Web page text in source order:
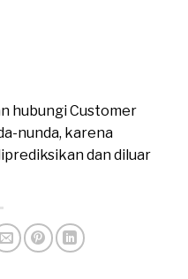
hubungi Customer
nunda, karena
dan diluar